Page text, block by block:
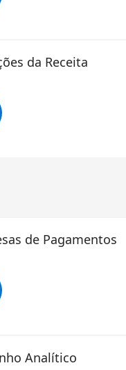
da Receita
de Pagamentos
Analítico